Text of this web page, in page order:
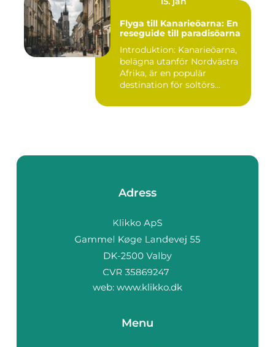
Flyga till Kanarieöarna: En
reseguide till paradisöarna
Introduktion: Kanarieöarna,
belägna utanför Nordvästra
Afrika, är en populär
destination för soltörs...
Adress
web: www.klikko.dk
Menu